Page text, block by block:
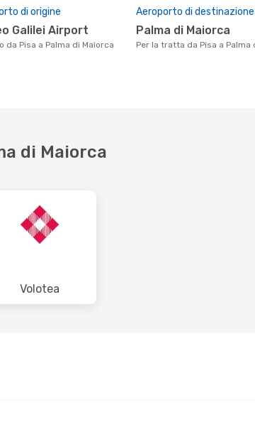
di origine
Galilei Airport
da Pisa a Palma di Maiorca
Aeroporto di destinazione
Palma di Maiorca
Per la tratta da Pisa a Palma
di Maiorca
Volotea